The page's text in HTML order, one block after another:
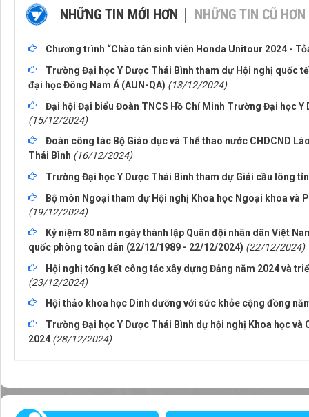
NHỮNG TIN MỚI HƠN NHỮNG TIN CŨ HƠN
Chương trình “Chào tân sinh viên Honda Unitour 2024 -
Trường Đại học Y Dược Thái Bình tham dự Hội nghị quốc
đại học Đông Nam Á (AUN-QA) (13/12/2024)
Đại hội Đại biểu Đoàn TNCS Hồ Chí Minh Trường Đại học
(15/12/2024)
Đoàn công tác Bộ Giáo dục và Thể thao nước CHDCND
Thái Bình (16/12/2024)
Trường Đại học Y Dược Thái Bình tham dự Giải cầu lông
Bộ môn Ngoại tham dự Hội nghị Khoa học Ngoại khoa và
(19/12/2024)
Kỷ niệm 80 năm ngày thành lập Quân đội nhân dân Việt
quốc phòng toàn dân (22/12/1989 - 22/12/2024) (22/12/2024)
Hội nghị tổng kết công tác xây dựng Đảng năm 2024 và
(23/12/2024)
Hội thảo khoa học Dinh dưỡng với sức khỏe cộng đồng
Trường Đại học Y Dược Thái Bình dự hội nghị Khoa học và
2024 (28/12/2024)